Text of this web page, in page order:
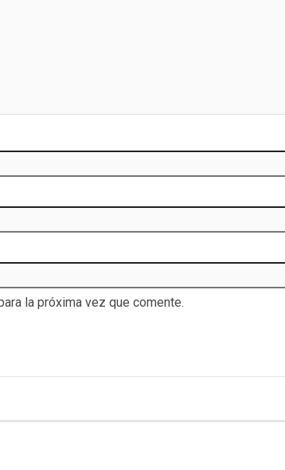
la próxima vez que comente.